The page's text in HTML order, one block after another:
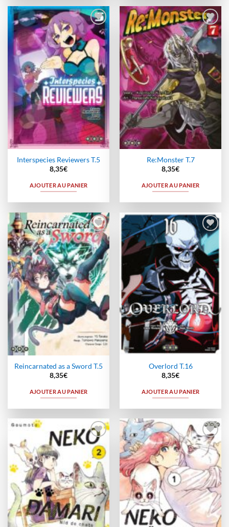
Ajouter
à la
wishlist
Interspecies Reviewers T.5
8,35€
AJOUTER AU PANIER
Ajouter
à la
wishlist
Re:Monster T.7
8,35€
AJOUTER AU PANIER
Ajouter
à la
wishlist
Reincarnated as a Sword T.5
8,35€
AJOUTER AU PANIER
Ajouter
à la
wishlist
Overlord T.16
8,35€
AJOUTER AU PANIER
Ajouter
à la
wishlist
Ajouter
à la
wishlist